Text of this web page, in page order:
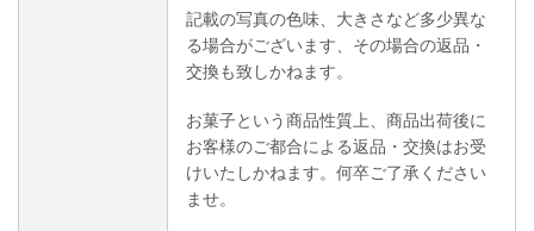
記載の写真の色味、大きさなど多少異な
る場合がございます、その場合の返品・
交換も致しかねます。
お菓子という商品性質上、商品出荷後に
お客様のご都合による返品・交換はお受
けいたしかねます。何卒ご了承ください
ませ。